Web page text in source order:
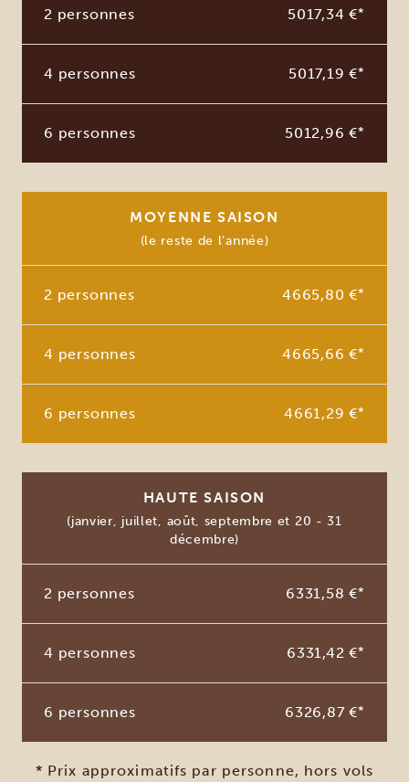
2 personnes 5017,34 €*
4 personnes 5017,19 €*
6 personnes 5012,96 €*
MOYENNE SAISON
(le reste de l’année)
2 personnes 4665,80 €*
4 personnes 4665,66 €*
6 personnes 4661,29 €*
HAUTE SAISON
(janvier, juillet, août, septembre et 20 - 31
décembre)
2 personnes 6331,58 €*
4 personnes 6331,42 €*
6 personnes 6326,87 €*
* Prix approximatifs par personne, hors vols